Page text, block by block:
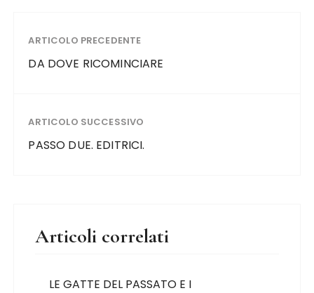
ARTICOLO PRECEDENTE
DA DOVE RICOMINCIARE
ARTICOLO SUCCESSIVO
PASSO DUE. EDITRICI.
Articoli correlati
LE GATTE DEL PASSATO E I